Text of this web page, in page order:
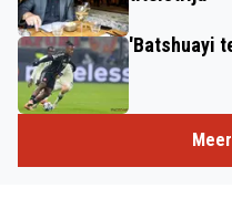
'Batshuayi